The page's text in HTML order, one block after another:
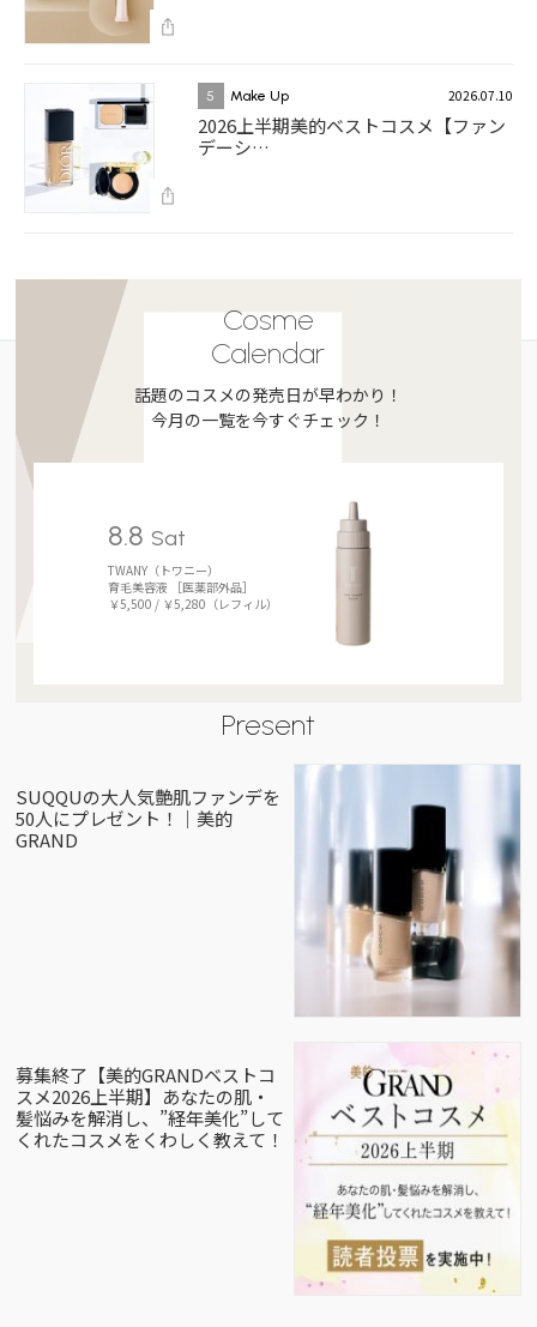
5 Make Up 2026.07.10
2026上半期美的ベストコスメ【ファン
デーシ…
Cosme
Calendar
話題のコスメの発売日が早わかり！
今月の一覧を今すぐチェック！
8.8 Sat
TWANY（トワニー）
育毛美容液 ［医薬部外品］
￥5,500 / ￥5,280（レフィル）
Present
SUQQUの大人気艶肌ファンデを
50人にプレゼント！｜美的
GRAND
募集終了【美的GRANDベストコ
スメ2026上半期】あなたの肌・
髪悩みを解消し、”経年美化”して
くれたコスメをくわしく教えて！